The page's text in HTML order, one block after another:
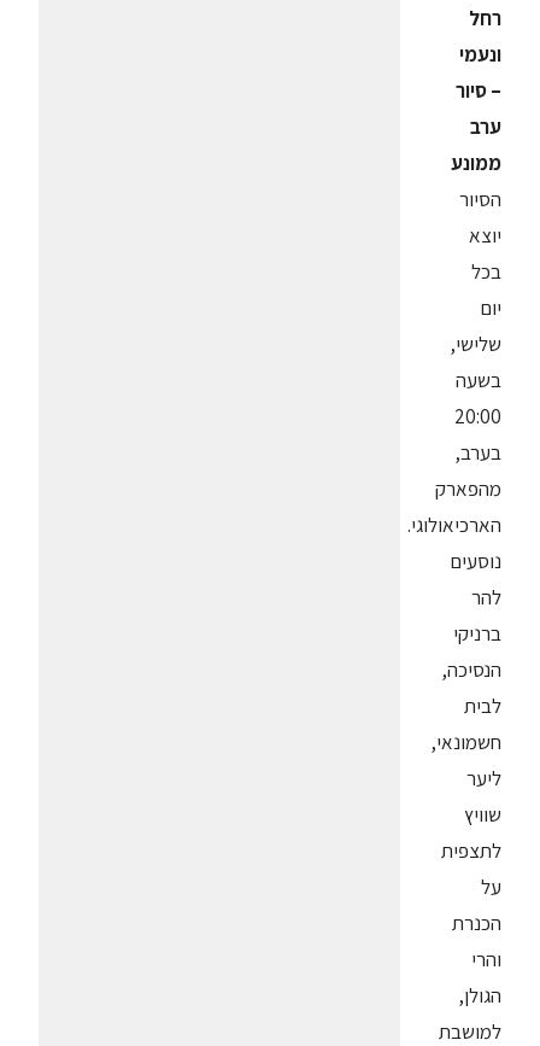
רחל
ונעמי
– סיור
ערב
ממונע
הסיור
יוצא
בכל
יום
שלישי,
בשעה
20:00
בערב,
מהפארק
הארכיאולוגי.
נוסעים
להר
ברניקי
הנסיכה,
לבית
חשמונאי,
ליער
שוויץ
לתצפית
על
הכנרת
והרי
הגולן,
למושבת